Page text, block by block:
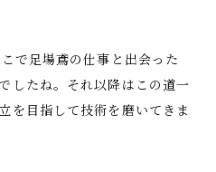
で足場鳶の仕事と出会った
したね。それ以降はこの道一
を目指して技術を磨いてきま